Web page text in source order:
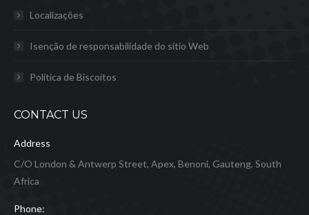
Localizações
Isenção de responsabilidade do sítio Web
Política de Biscoitos
CONTACT US
Address
C/O London & Antwerp Street, Apex, Benoni, Gauteng, South
Africa
Phone: